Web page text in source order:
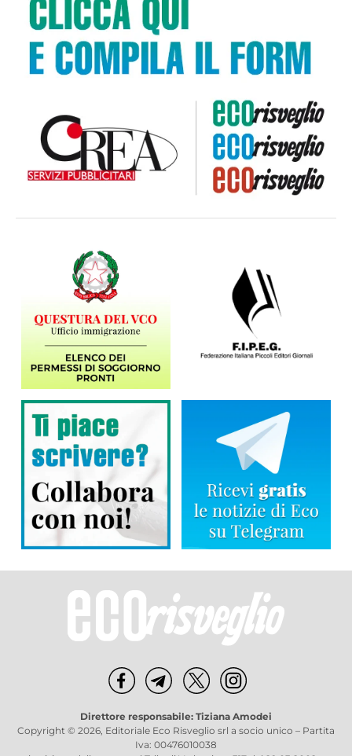
Direttore responsabile: Tiziana Amodei
Copyright © 2026, Editoriale Eco Risveglio srl a socio unico – Partita
Iva: 00476010038